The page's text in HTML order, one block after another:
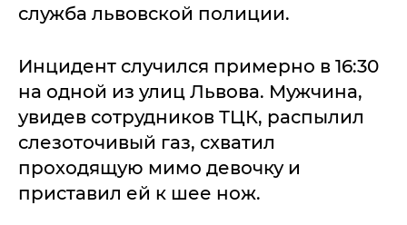
служба львовской полиции.
Инцидент случился примерно в 16:30
на одной из улиц Львова. Мужчина,
увидев сотрудников ТЦК, распылил
слезоточивый газ, схватил
проходящую мимо девочку и
приставил ей к шее нож.